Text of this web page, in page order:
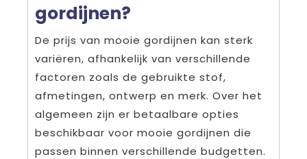
gordijnen?
De prijs van mooie gordijnen kan sterk
variëren, afhankelijk van verschillende
factoren zoals de gebruikte stof,
afmetingen, ontwerp en merk. Over het
algemeen zijn er betaalbare opties
beschikbaar voor mooie gordijnen die
passen binnen verschillende budgetten.